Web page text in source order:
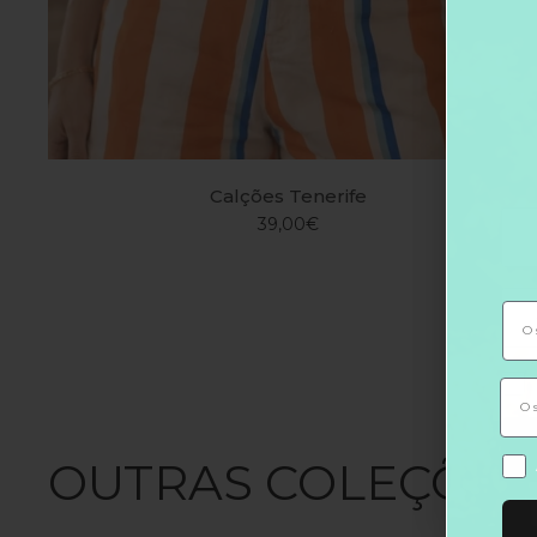
Calções Tenerife
39,00€
OUTRAS COLEÇÕES